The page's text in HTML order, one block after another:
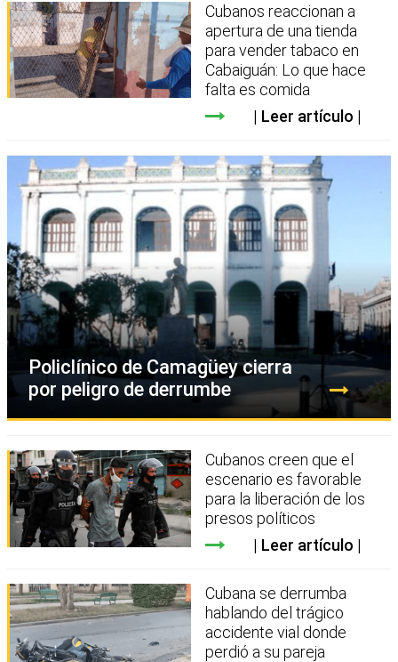
Cubanos reaccionan a
apertura de una tienda
para vender tabaco en
Cabaiguán: Lo que hace
falta es comida
Leer artículo
Policlínico de Camagüey cierra
por peligro de derrumbe
Cubanos creen que el
escenario es favorable
para la liberación de los
presos políticos
Leer artículo
Cubana se derrumba
hablando del trágico
accidente vial donde
perdió a su pareja